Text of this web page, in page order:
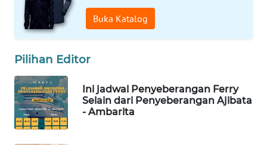
Buka Katalog
Pilihan Editor
Ini jadwal Penyeberangan Ferry
Selain dari Penyeberangan Ajibata
- Ambarita
TAMBANG
NEWS
NEWS
SIDIKALANG
NEWS